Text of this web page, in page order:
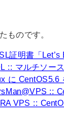
ものです。
証明書「
:: マルチソー
に CentOS5.6
::
VPS ::